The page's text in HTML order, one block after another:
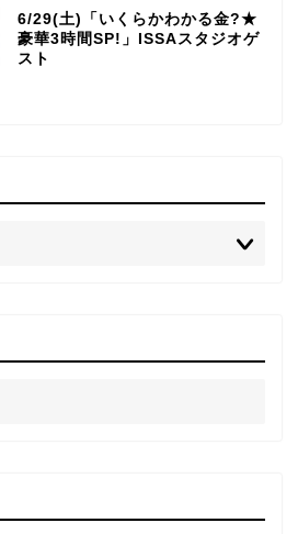
6/29(土)「いくらかわかる金?★
豪華3時間SP!」ISSAスタジオゲ
スト
～DA PUMP YORIの晴れ